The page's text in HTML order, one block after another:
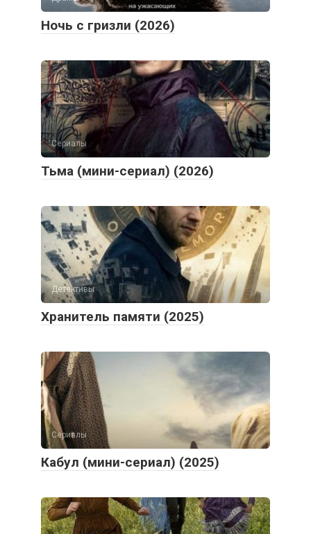
Ночь с гризли (2026)
Сериалы
Тьма (мини-сериал) (2026)
Детективы
Хранитель памяти (2025)
Сериалы
Кабул (мини-сериал) (2025)